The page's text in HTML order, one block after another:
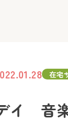
在宅
イ 音